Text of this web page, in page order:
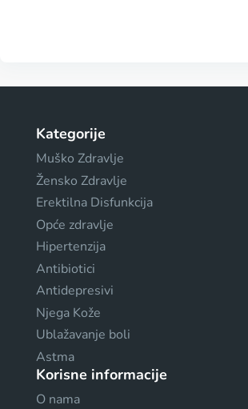
Kategorije
Muško Zdravlje
Žensko Zdravlje
Erektilna Disfunkcija
Opće zdravlje
Hipertenzija
Antibiotici
Antidepresivi
Njega Kože
Ublažavanje boli
Astma
Korisne informacije
O nama